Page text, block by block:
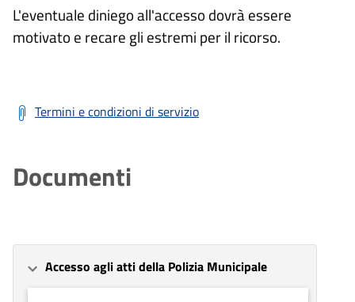
L'eventuale diniego all'accesso dovrà essere
motivato e recare gli estremi per il ricorso.
Termini e condizioni di servizio
Documenti
Accesso agli atti della Polizia Municipale